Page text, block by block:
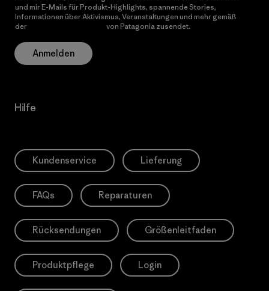
und mir E-Mails für Produkt-Highlights, spannende Stories,
Informationen über Aktivismus, Veranstaltungen und mehr gemäß
der
von Patagonia zusendet.
Anmelden
Hilfe
Kundenservice Lieferung
FAQs Reparaturen
Rücksendungen Größenleitfaden
Produktpflege Login